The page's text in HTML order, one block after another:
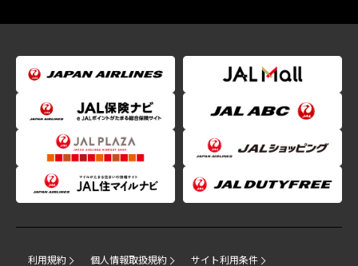
利用規約 個人情報取扱規約 サイト利用条件